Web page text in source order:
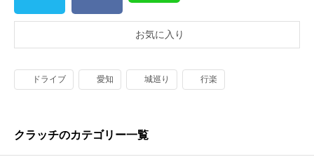
お気に入り
ドライブ 愛知 城巡り 行楽
クラッチのカテゴリー一覧